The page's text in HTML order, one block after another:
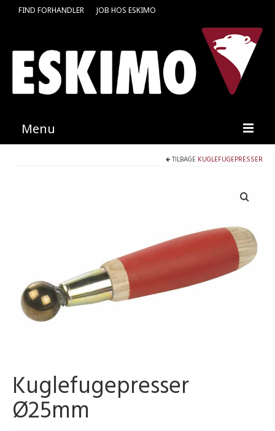
FIND FORHANDLER JOB HOS ESKIMO
Menu
Find en medarbejder
TILBAGE KUGLEFUGEPRESSER
Kuglefugepresser
Ø25mm